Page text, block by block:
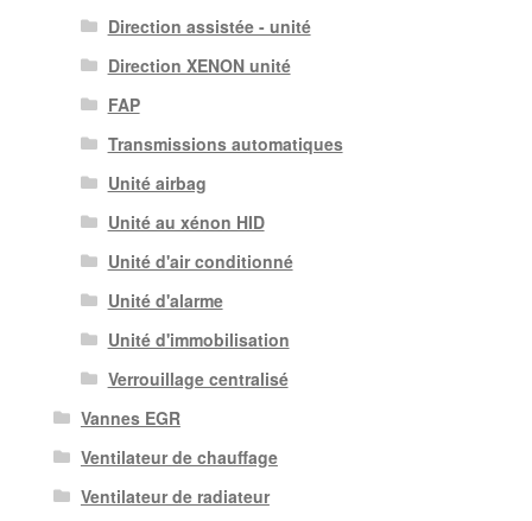
Direction assistée - unité
Direction XENON unité
FAP
Transmissions automatiques
Unité airbag
Unité au xénon HID
Unité d'air conditionné
Unité d'alarme
Unité d'immobilisation
Verrouillage centralisé
Vannes EGR
Ventilateur de chauffage
Ventilateur de radiateur